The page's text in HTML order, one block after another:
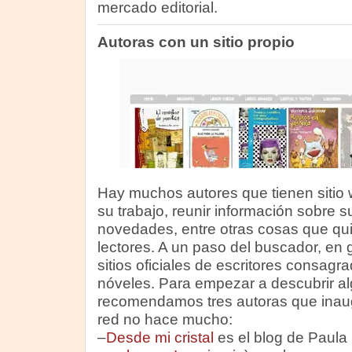
mercado editorial.
Autoras con un sitio propio
Hay muchos autores que tienen sitio
su trabajo, reunir información sobre
novedades, entre otras cosas que
lectores. A un paso del buscador, en
sitios oficiales de escritores
nóveles. Para empezar a descubrir
recomendamos tres autoras que
red no hace mucho:
–Desde mi cristal es el blog de Paula